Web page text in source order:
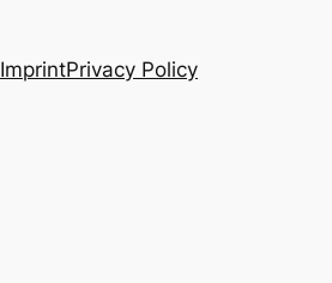
ImprintPrivacy Policy